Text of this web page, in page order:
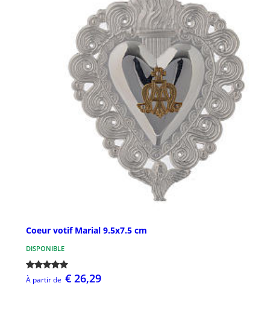
Coeur votif Marial 9.5x7.5 cm
DISPONIBLE
À partir de € 26,29